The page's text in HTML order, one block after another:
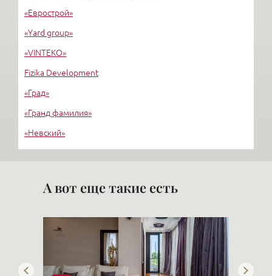
«Еврострой»
«Yard group»
«VINTEKO»
Fizika Development
«Град»
«Гранд фамилия»
«Невский»
А вот еще такие есть